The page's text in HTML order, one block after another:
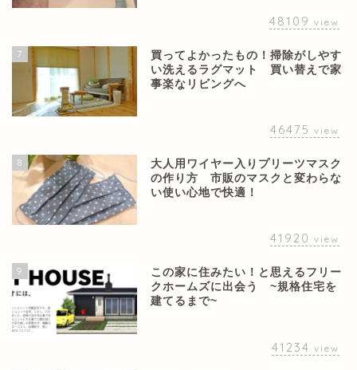
48109 view
7
買ってよかったもの！掃除がしやす
い洗えるラグマット 買い替えで家
事楽なリビングへ
46475 view
8
大人用ワイヤー入りプリーツマスク
の作り方 市販のマスクと変わらな
い使い心地で快適！
41920 view
9
この家に住みたい！と思えるフリー
クホームズに出会う ~規格住宅を
建てるまで~
41234 view